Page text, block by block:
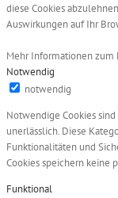
diese Cookies
Auswirkungen auf Ihr
Mehr Informationen zum
Notwendig
notwendig
Notwendige Cookies
unerlässlich. Diese
Funktionalitäten und
Cookies speichern keine
Funktional